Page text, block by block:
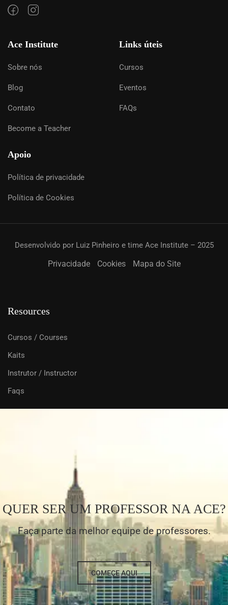
Ace Institute
Sobre nós
Blog
Contato
Become a Teacher
Links úteis
Cursos
Eventos
FAQs
Apoio
Política de privacidade
Política de Cookies
Desenvolvido por Luiz Pinheiro e time Ace Institute – 2025
Privacidade Cookies Mapa do Site
Resources
Cursos / Courses
Kaits
Instrutor / Instructor
Faqs
QUER SER UM PROFESSOR NA ACE?
Faça parte da melhor equipe de professores.
COMEÇE AQUI